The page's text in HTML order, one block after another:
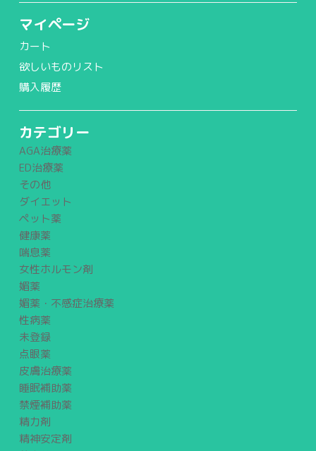
マイページ
カート
欲しいものリスト
購入履歴
カテゴリー
AGA治療薬
ED治療薬
その他
ダイエット
ペット薬
健康薬
喘息薬
女性ホルモン剤
媚薬
媚薬・不感症治療薬
性病薬
未登録
点眼薬
皮膚治療薬
睡眠補助薬
禁煙補助薬
精力剤
精神安定剤